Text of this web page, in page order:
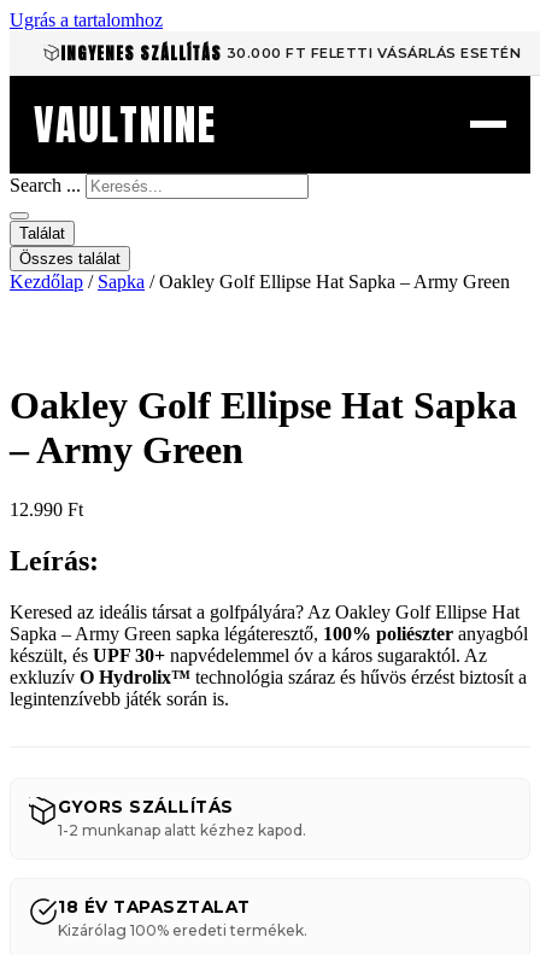
Ugrás a tartalomhoz
INGYENES SZÁLLÍTÁS 30.000 FT FELETTI VÁSÁRLÁS ESETÉN
VAULTNINE
Search ...
Találat
Összes találat
Kezdőlap / Sapka / Oakley Golf Ellipse Hat Sapka – Army Green
Oakley Golf Ellipse Hat Sapka
– Army Green
12.990 Ft
Leírás:
Keresed az ideális társat a golfpályára? Az Oakley Golf Ellipse Hat
Sapka – Army Green sapka légáteresztő, 100% poliészter anyagból
készült, és UPF 30+ napvédelemmel óv a káros sugaraktól. Az
exkluzív O Hydrolix™ technológia száraz és hűvös érzést biztosít a
legintenzívebb játék során is.
GYORS SZÁLLÍTÁS
1-2 munkanap alatt kézhez kapod.
18 ÉV TAPASZTALAT
Kizárólag 100% eredeti termékek.